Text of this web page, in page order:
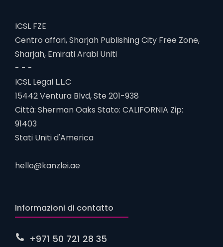
ICSL FZE
Centro affari, Sharjah Publishing City Free Zone,
Sharjah, Emirati Arabi Uniti
- - -
ICSL Legal L.L.C
15442 Ventura Blvd, Ste 201-938
Città: Sherman Oaks Stato: CALIFORNIA Zip:
91403
Stati Uniti d'America
hello@kanzlei.ae
Informazioni di contatto
+971 50 721 28 35